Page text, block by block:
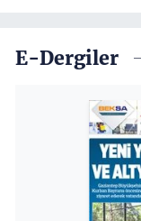
E-Dergiler